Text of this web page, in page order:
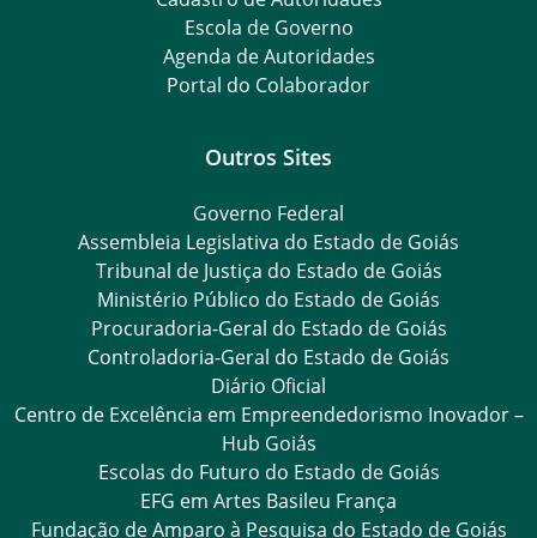
Escola de Governo
Agenda de Autoridades
Portal do Colaborador
Outros Sites
Governo Federal
Assembleia Legislativa do Estado de Goiás
Tribunal de Justiça do Estado de Goiás
Ministério Público do Estado de Goiás
Procuradoria-Geral do Estado de Goiás
Controladoria-Geral do Estado de Goiás
Diário Oficial
Centro de Excelência em Empreendedorismo Inovador –
Hub Goiás
Escolas do Futuro do Estado de Goiás
EFG em Artes Basileu França
Fundação de Amparo à Pesquisa do Estado de Goiás